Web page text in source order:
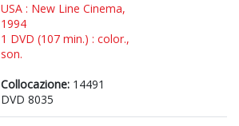
USA : New Line Cinema,
1994
1 DVD (107 min.) : color.,
son.
Collocazione: 14491
DVD 8035